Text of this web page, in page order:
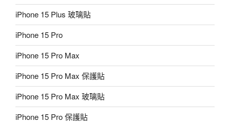
iPhone 15 Plus 玻璃貼
iPhone 15 Pro
iPhone 15 Pro Max
iPhone 15 Pro Max 保護貼
iPhone 15 Pro Max 玻璃貼
iPhone 15 Pro 保護貼